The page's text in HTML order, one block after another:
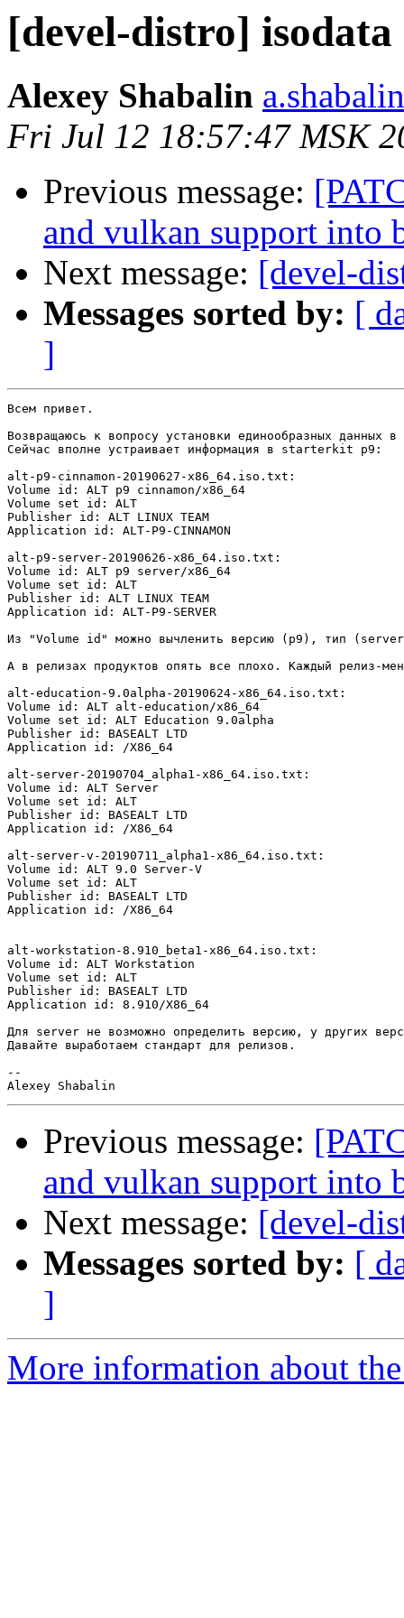
[devel-distro] isodata
Alexey Shabalin
Fri Jul 12 18:57:47 MSK
Previous message:
and vulkan support into
Next message: [devel-
Messages sorted by: [
]
Всем привет.
Возвращаюсь к вопросу установки единообразных данных
Сейчас вполне устраивает информация в starterkit p9:
alt-p9-cinnamon-20190627-x86_64.iso.txt:
Volume id: ALT p9 cinnamon/x86_64
Volume set id: ALT
Publisher id: ALT LINUX TEAM
Application id: ALT-P9-CINNAMON
alt-p9-server-20190626-x86_64.iso.txt:
Volume id: ALT p9 server/x86_64
Volume set id: ALT
Publisher id: ALT LINUX TEAM
Application id: ALT-P9-SERVER
Из "Volume id" можно вычленить версию (p9), тип
А в релизах продуктов опять все плохо. Каждый релиз-
alt-education-9.0alpha-20190624-x86_64.iso.txt:
Volume id: ALT alt-education/x86_64
Volume set id: ALT Education 9.0alpha
Publisher id: BASEALT LTD
Application id: /X86_64
alt-server-20190704_alpha1-x86_64.iso.txt:
Volume id: ALT Server
Volume set id: ALT
Publisher id: BASEALT LTD
Application id: /X86_64
alt-server-v-20190711_alpha1-x86_64.iso.txt:
Volume id: ALT 9.0 Server-V
Volume set id: ALT
Publisher id: BASEALT LTD
Application id: /X86_64
alt-workstation-8.910_beta1-x86_64.iso.txt:
Volume id: ALT Workstation
Volume set id: ALT
Publisher id: BASEALT LTD
Application id: 8.910/X86_64
Для server не возможно определить версию, у других
Давайте выработаем стандарт для релизов.
--
Previous message:
and vulkan support into
Next message: [devel-
Messages sorted by: [
]
More information about